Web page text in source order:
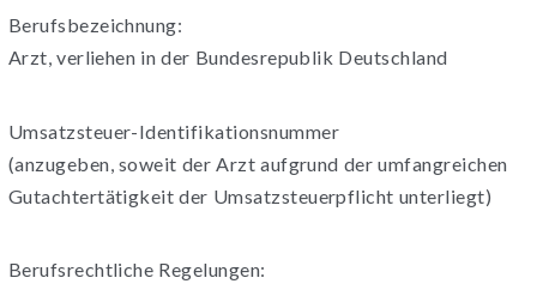
Berufsbezeichnung:
Arzt, verliehen in der Bundesrepublik Deutschland
Umsatzsteuer-Identifikationsnummer
(anzugeben, soweit der Arzt aufgrund der umfangreichen
Gutachtertätigkeit der Umsatzsteuerpflicht unterliegt)
Berufsrechtliche Regelungen: